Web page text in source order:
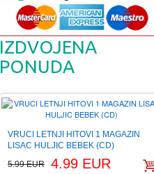
IZDVOJENA
PONUDA
VRUCI LETNJI HITOVI 1 MAGAZIN
LISAC HULJIC BEBEK (CD)
5.99 EUR
4.99 EUR